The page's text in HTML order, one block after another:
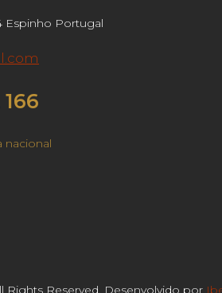
Espinho Portugal
nacional
Rights Reserved. Desenvolvido por